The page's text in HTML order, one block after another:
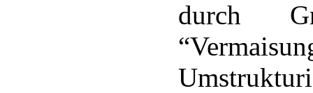
durch